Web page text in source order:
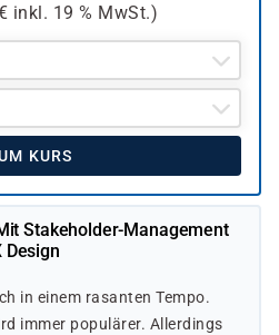
inkl. 19 % MwSt.)
KURS
Stakeholder-Management
Design
in einem rasanten Tempo.
immer populärer. Allerdings